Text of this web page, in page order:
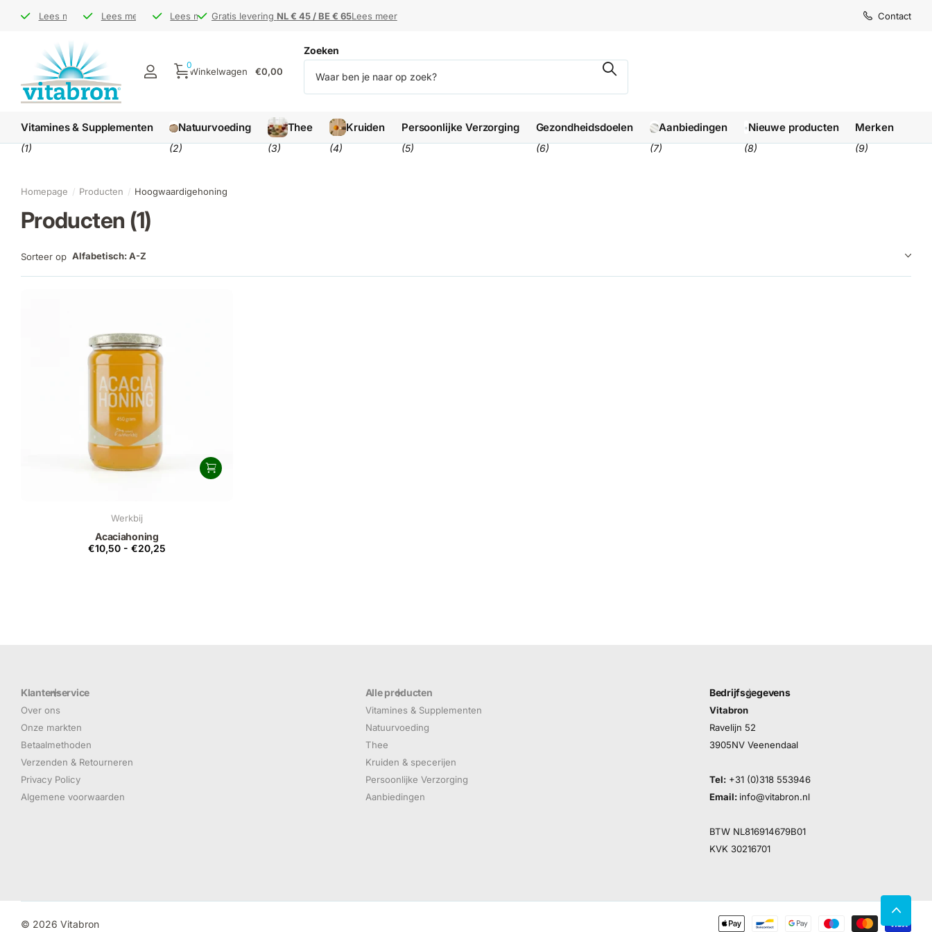
Bezoek ons op demarkt
Lees meer
Bezoek ons op demarkt
Gratis leveringNL € 45 / BE € 65
Lees meer
Gratis leveringNL € 45 / BE € 65
Levertijd1-3 werkdagen
Lees meer
Levertijd1-3 werkdagen
Gratis levering NL € 45 / BE € 65Lees meer
Gratis levering NL € 45 / BE € 65 Levertijd1-3
Levertijd1-3
Contact
Zoeken
Winkelwagen
0
€0,00
Vitamines & Supplementen
(1)
Natuurvoeding
(2)
Thee
(3)
Kruiden
(4)
Persoonlijke Verzorging
(5)
Gezondheidsdoelen
(6)
Aanbiedingen
(7)
Nieuwe producten
(8)
Merken
(9)
Homepage Producten Hoogwaardigehoning
Producten (1)
Sorteer op Alfabetisch: A-Z
Werkbij
Acaciahoning
€10,50 - €20,25
Klantenservice
Over ons
Onze markten
Betaalmethoden
Verzenden & Retourneren
Privacy Policy
Algemene voorwaarden
Alle producten
Vitamines & Supplementen
Natuurvoeding
Thee
Kruiden & specerijen
Persoonlijke Verzorging
Aanbiedingen
Bedrijfsgegevens
Vitabron
Ravelijn 52
3905NV Veenendaal
Tel: +31 (0)318 553946
Email: info@vitabron.nl
BTW NL816914679B01
KVK 30216701
© 2026 Vitabron